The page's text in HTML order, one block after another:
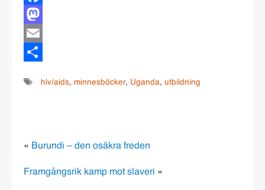
Facebook
Mastodon
Email
hiv/aids, minnesböcker, Uganda, utbildning
« Burundi – den osäkra freden
Framgångsrik kamp mot slaveri »